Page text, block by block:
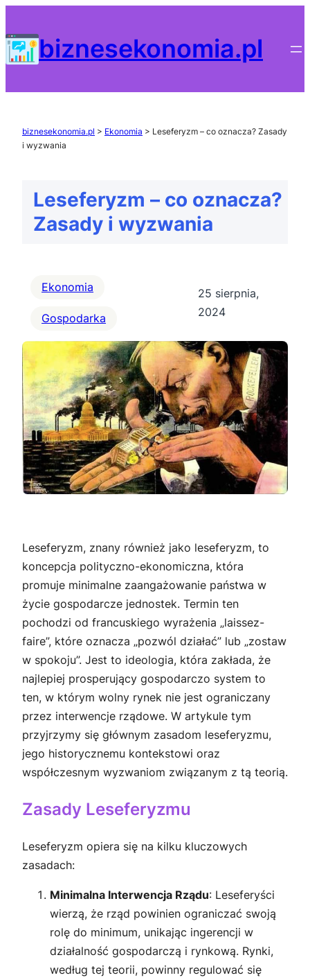
do
treści biznesekonomia.pl
biznesekonomia.pl > Ekonomia > Leseferyzm – co oznacza? Zasady
i wyzwania
Leseferyzm – co oznacza?
Zasady i wyzwania
Ekonomia
Gospodarka
25 sierpnia,
2024
Leseferyzm, znany również jako leseferyzm, to
koncepcja polityczno-ekonomiczna, która
promuje minimalne zaangażowanie państwa w
życie gospodarcze jednostek. Termin ten
pochodzi od francuskiego wyrażenia „laissez-
faire”, które oznacza „pozwól działać” lub „zostaw
w spokoju”. Jest to ideologia, która zakłada, że
najlepiej prosperujący gospodarczo system to
ten, w którym wolny rynek nie jest ograniczany
przez interwencje rządowe. W artykule tym
przyjrzymy się głównym zasadom leseferyzmu,
jego historycznemu kontekstowi oraz
współczesnym wyzwaniom związanym z tą teorią.
Zasady Leseferyzmu
Leseferyzm opiera się na kilku kluczowych
zasadach:
Minimalna Interwencja Rządu: Leseferyści
wierzą, że rząd powinien ograniczać swoją
rolę do minimum, unikając ingerencji w
działalność gospodarczą i rynkową. Rynki,
według tej teorii, powinny regulować się